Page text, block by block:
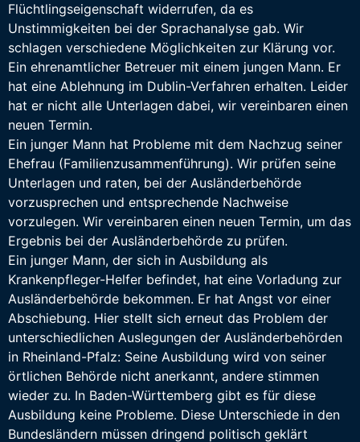
Flüchtlingseigenschaft widerrufen, da es
Unstimmigkeiten bei der Sprachanalyse gab. Wir
schlagen verschiedene Möglichkeiten zur Klärung vor.
Ein ehrenamtlicher Betreuer mit einem jungen Mann. Er
hat eine Ablehnung im Dublin-Verfahren erhalten. Leider
hat er nicht alle Unterlagen dabei, wir vereinbaren einen
neuen Termin.
Ein junger Mann hat Probleme mit dem Nachzug seiner
Ehefrau (Familienzusammenführung). Wir prüfen seine
Unterlagen und raten, bei der Ausländerbehörde
vorzusprechen und entsprechende Nachweise
vorzulegen. Wir vereinbaren einen neuen Termin, um das
Ergebnis bei der Ausländerbehörde zu prüfen.
Ein junger Mann, der sich in Ausbildung als
Krankenpfleger-Helfer befindet, hat eine Vorladung zur
Ausländerbehörde bekommen. Er hat Angst vor einer
Abschiebung. Hier stellt sich erneut das Problem der
unterschiedlichen Auslegungen der Ausländerbehörden
in Rheinland-Pfalz: Seine Ausbildung wird von seiner
örtlichen Behörde nicht anerkannt, andere stimmen
wieder zu. In Baden-Württemberg gibt es für diese
Ausbildung keine Probleme. Diese Unterschiede in den
Bundesländern müssen dringend politisch geklärt